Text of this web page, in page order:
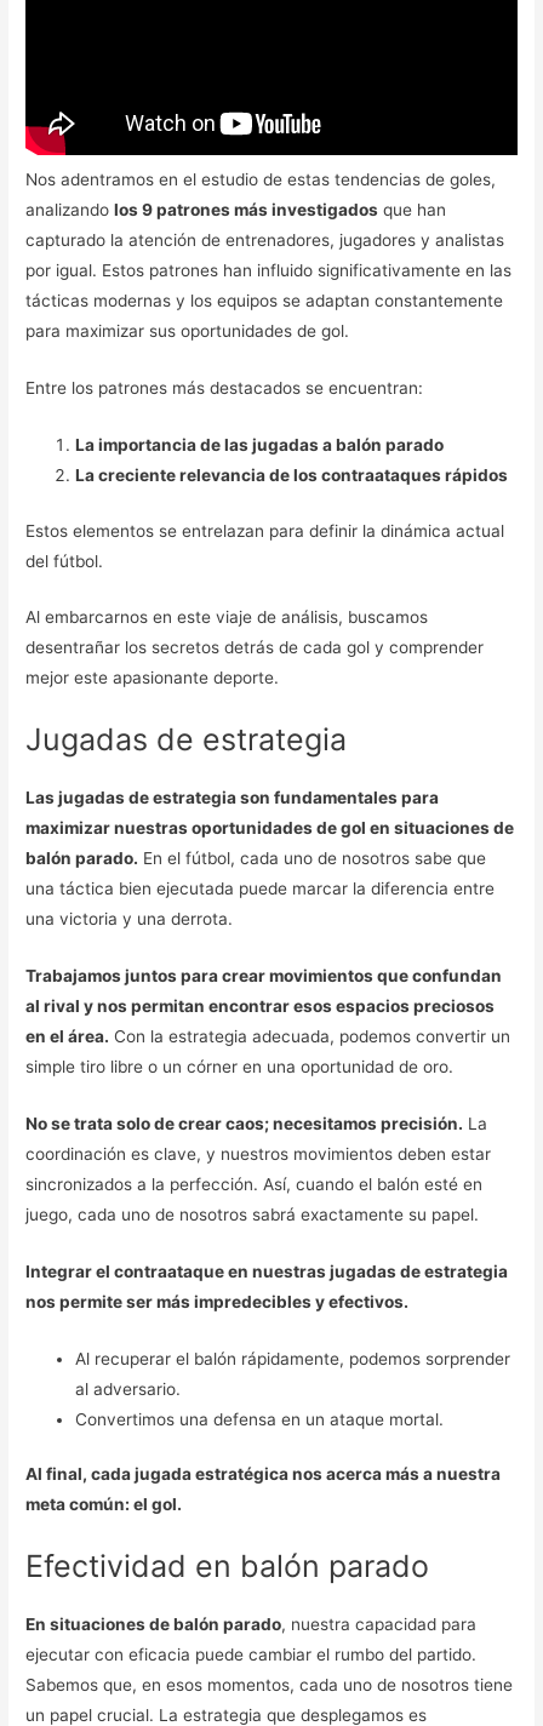
Nos adentramos en el estudio de estas tendencias de goles,
analizandolos 9 patrones más investigados que han
capturado la atención de entrenadores, jugadores y analistas
por igual. Estos patrones han influido significativamente en las
tácticas modernas y los equipos se adaptan constantemente
para maximizar sus oportunidades de gol.
Entre los patrones más destacados se encuentran:
La importancia de las jugadas a balón parado
La creciente relevancia de los contraataques rápidos
Estos elementos se entrelazan para definir la dinámica actual
del fútbol.
Al embarcarnos en este viaje de análisis, buscamos
desentrañar los secretos detrás de cada gol y comprender
mejor este apasionante deporte.
Jugadas de estrategia
Las jugadas de estrategia son fundamentales para
maximizar nuestras oportunidades de gol en situaciones de
balón parado. En el fútbol, cada uno de nosotros sabe que
una táctica bien ejecutada puede marcar la diferencia entre
una victoria y una derrota.
Trabajamos juntos para crear movimientos que confundan
al rival y nos permitan encontrar esos espacios preciosos
en el área. Con la estrategia adecuada, podemos convertir un
simple tiro libre o un córner en una oportunidad de oro.
No se trata solo de crear caos; necesitamos precisión. La
coordinación es clave, y nuestros movimientos deben estar
sincronizados a la perfección. Así, cuando el balón esté en
juego, cada uno de nosotros sabrá exactamente su papel.
Integrar el contraataque en nuestras jugadas de estrategia
nos permite ser más impredecibles y efectivos.
Al recuperar el balón rápidamente, podemos sorprender
al adversario.
Convertimos una defensa en un ataque mortal.
Al final, cada jugada estratégica nos acerca más a nuestra
meta común: el gol.
Efectividad en balón parado
En situaciones de balón parado, nuestra capacidad para
ejecutar con eficacia puede cambiar el rumbo del partido.
Sabemos que, en esos momentos, cada uno de nosotros tiene
un papel crucial. La estrategia que desplegamos es